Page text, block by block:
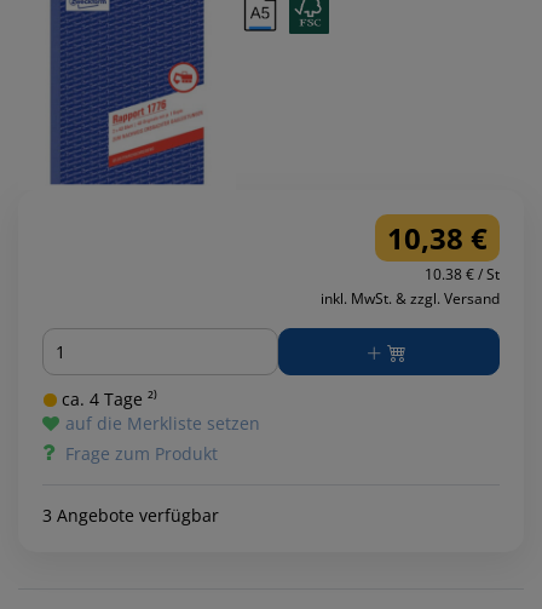
10,38 €
10.38 € / St
inkl. MwSt. & zzgl. Versand
Menge
ca. 4 Tage ²⁾
auf die Merkliste setzen
Frage zum Produkt
3 Angebote verfügbar